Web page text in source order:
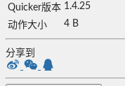
Quicker版本 1.4.25
动作大小
4 B
分享到